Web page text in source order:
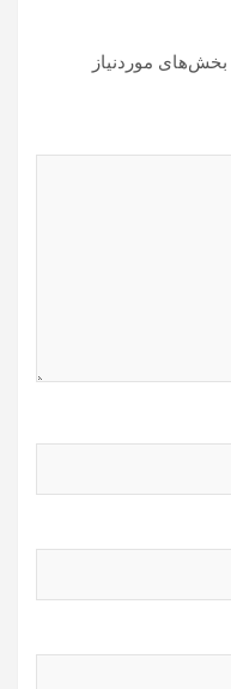
بخش‌های موردنیاز